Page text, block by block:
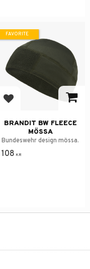
Add to favorites
BRANDIT BW FLEECE
MÖSSA
Bundeswehr design mössa.
108 KR
FAVORITE